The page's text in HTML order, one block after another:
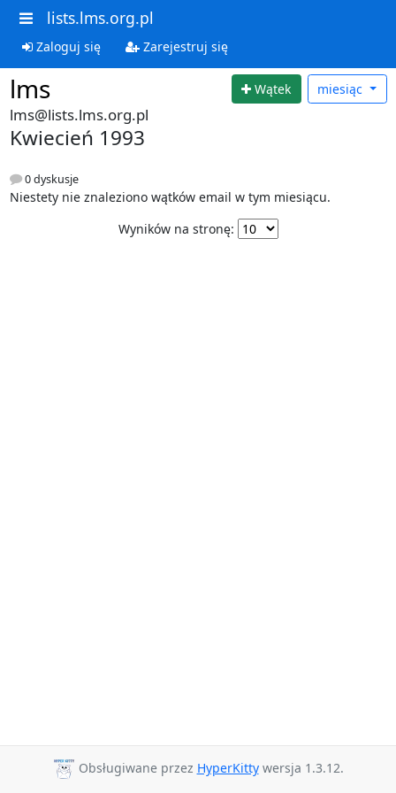
lists.lms.org.pl
Zaloguj się Zarejestruj się
lms Wątek miesiąc
lms@lists.lms.org.pl
Kwiecień 1993
0 dyskusje
Niestety nie znaleziono wątków email w tym miesiącu.
Wyników na stronę:
Obsługiwane przez HyperKittywersja 1.3.12.